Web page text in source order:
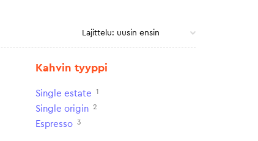
Kahvin tyyppi
Single estate 1
Single origin 2
Espresso 3